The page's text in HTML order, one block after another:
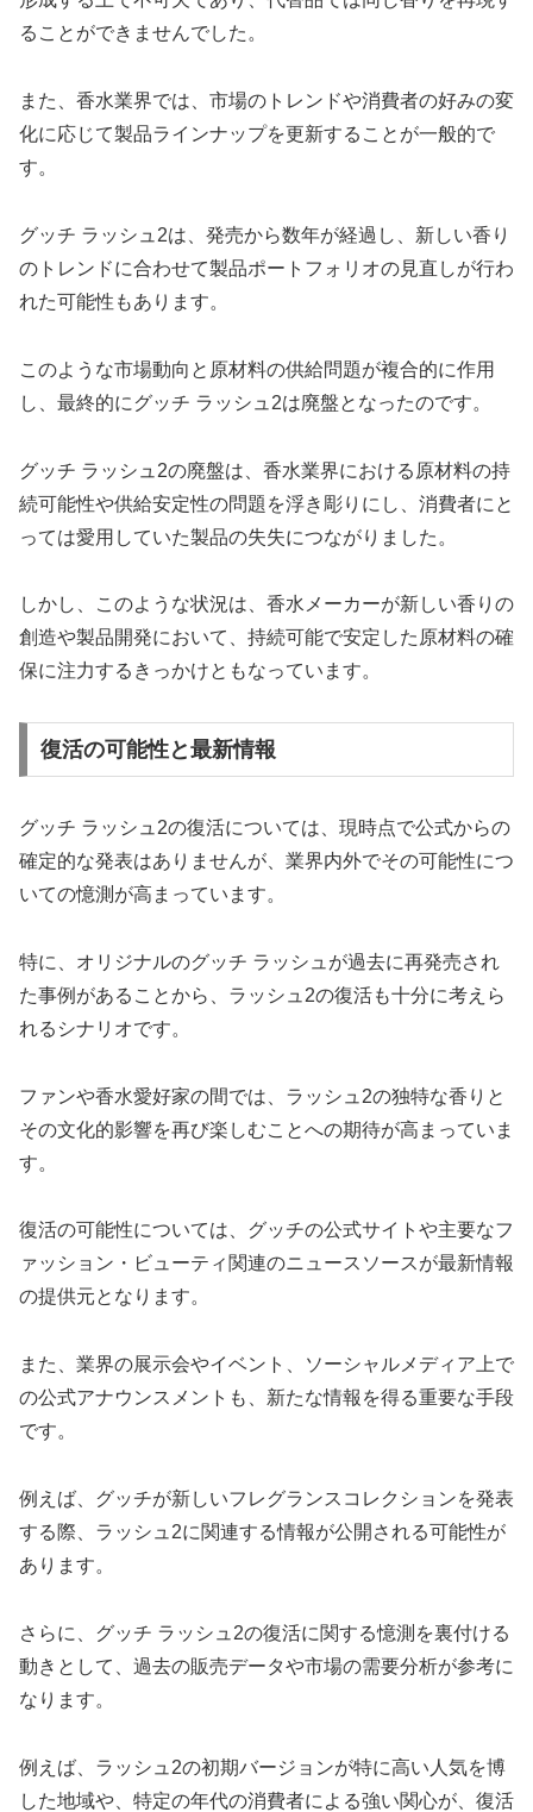
ることができませんでした。
また、香水業界では、市場のトレンドや消費者の好みの変
化に応じて製品ラインナップを更新することが一般的で
す。
グッチ ラッシュ2は、発売から数年が経過し、新しい香り
のトレンドに合わせて製品ポートフォリオの見直しが行わ
れた可能性もあります。
このような市場動向と原材料の供給問題が複合的に作用
し、最終的にグッチ ラッシュ2は廃盤となったのです。
グッチ ラッシュ2の廃盤は、香水業界における原材料の持
続可能性や供給安定性の問題を浮き彫りにし、消費者にと
っては愛用していた製品の失失につながりました。
しかし、このような状況は、香水メーカーが新しい香りの
創造や製品開発において、持続可能で安定した原材料の確
保に注力するきっかけともなっています。
復活の可能性と最新情報
グッチ ラッシュ2の復活については、現時点で公式からの
確定的な発表はありませんが、業界内外でその可能性につ
いての憶測が高まっています。
特に、オリジナルのグッチ ラッシュが過去に再発売され
た事例があることから、ラッシュ2の復活も十分に考えら
れるシナリオです。
ファンや香水愛好家の間では、ラッシュ2の独特な香りと
その文化的影響を再び楽しむことへの期待が高まっていま
す。
復活の可能性については、グッチの公式サイトや主要なフ
ァッション・ビューティ関連のニュースソースが最新情報
の提供元となります。
また、業界の展示会やイベント、ソーシャルメディア上で
の公式アナウンスメントも、新たな情報を得る重要な手段
です。
例えば、グッチが新しいフレグランスコレクションを発表
する際、ラッシュ2に関連する情報が公開される可能性が
あります。
さらに、グッチ ラッシュ2の復活に関する憶測を裏付ける
動きとして、過去の販売データや市場の需要分析が参考に
なります。
例えば、ラッシュ2の初期バージョンが特に高い人気を博
した地域や、特定の年代の消費者による強い関心が、復活